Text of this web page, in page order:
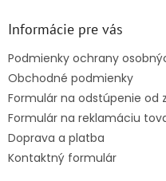
Informácie pre vás
Podmienky ochrany
Obchodné podmienky
Formulár na odstúpenie od
Formulár na reklamáciu
Doprava a platba
Kontaktný formulár